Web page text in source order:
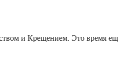
и Крещением. Это время